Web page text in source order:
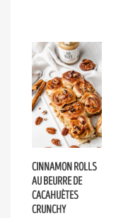
CINNAMON ROLLS
AU BEURRE DE
CACAHUÈTES
CRUNCHY